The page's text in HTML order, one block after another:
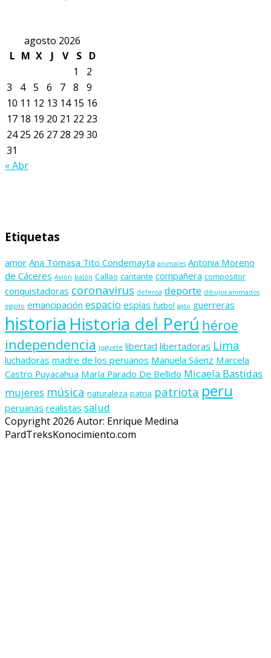
agosto 2026
L M X J V S
D
1
2
3
4 5 6 7 8
9
10 11 12 13 14 15 16
17 18 19 20 21 22 23
24 25 26 27 28 29 30
31
« Abr
Etiquetas
amor Ana Tomasa Tito Condemayta animales Antonia Moreno
de Cáceres Avión balón Callao cantante compañera compositor
conquistadoras coronavirus defensa deporte dibujos animados
egipto emancipación espacio espías futbol gato guerreras
historia Historia del Perú héroe
independencia juguete libertad libertadoras Lima
luchadoras madre de los peruanos Manuela Sáenz Marcela
Castro Puyacahua María Parado De Bellido Micaela Bastidas
mujeres música naturaleza patria patriota peru
peruanas realistas salud
Copyright 2026 Autor: Enrique Medina
PardTreksKonocimiento.com